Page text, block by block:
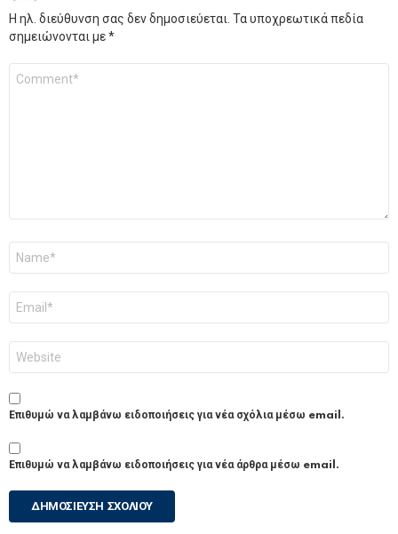
Η ηλ. διεύθυνση σας δεν δημοσιεύεται. Τα υποχρεωτικά πεδία
σημειώνονται με*
Επιθυμώ να λαμβάνω ειδοποιήσεις για νέα σχόλια μέσω email.
Επιθυμώ να λαμβάνω ειδοποιήσεις για νέα άρθρα μέσω email.